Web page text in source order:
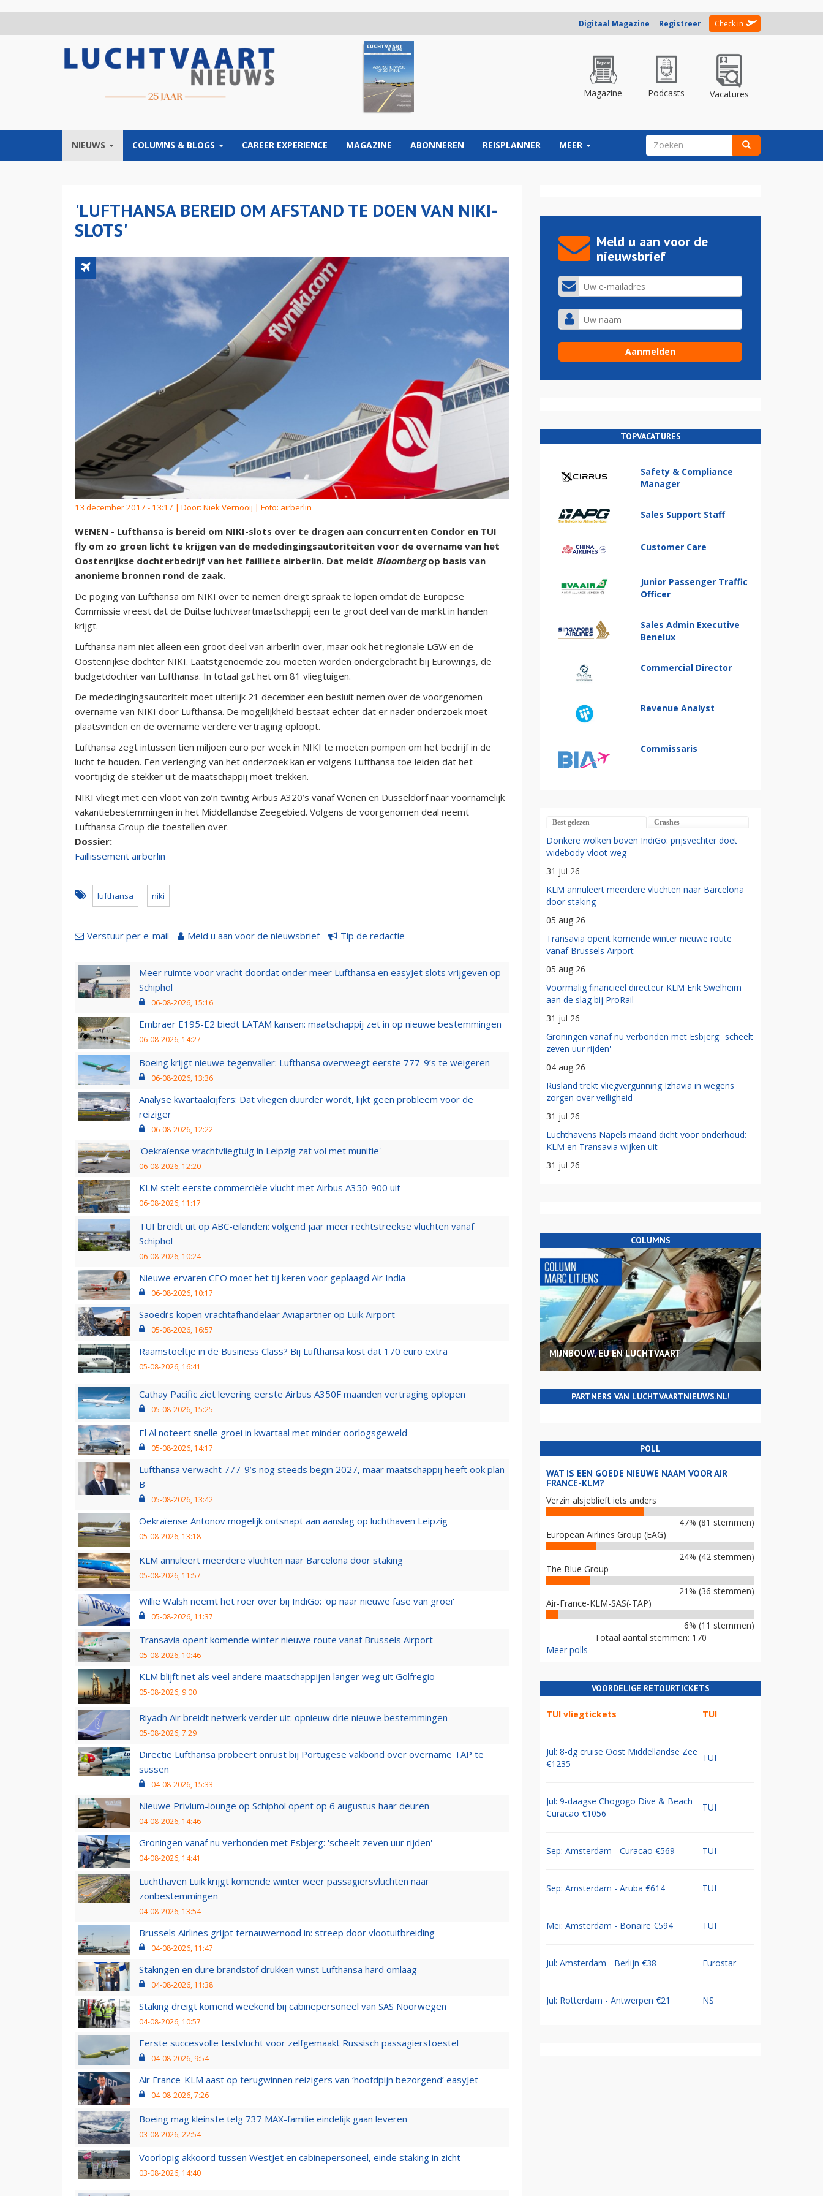
Digitaal Magazine Registreer Check in
Magazine Podcasts Vacatures
NIEUWS COLUMNS & BLOGS CAREER EXPERIENCE MAGAZINE ABONNEREN REISPLANNER MEER ZOEKVELD
'LUFTHANSA BEREID OM AFSTAND TE DOEN VAN NIKI-
SLOTS'
13 december 2017 - 13:17 | Door: Niek Vernooij | Foto: airberlin
WENEN - Lufthansa is bereid om NIKI-slots over te dragen aan concurrenten Condor en TUI
fly om zo groen licht te krijgen van de mededingingsautoriteiten voor de overname van het
Oostenrijkse dochterbedrijf van het failliete airberlin. Dat meldt Bloombergop basis van
anonieme bronnen rond de zaak.
De poging van Lufthansa om NIKI over te nemen dreigt spraak te lopen omdat de Europese
Commissie vreest dat de Duitse luchtvaartmaatschappij een te groot deel van de markt in handen
krijgt.
Lufthansa nam niet alleen een groot deel van airberlin over, maar ook het regionale LGW en de
Oostenrijkse dochter NIKI. Laatstgenoemde zou moeten worden ondergebracht bij Eurowings, de
budgetdochter van Lufthansa. In totaal gat het om 81 vliegtuigen.
De mededingingsautoriteit moet uiterlijk 21 december een besluit nemen over de voorgenomen
overname van NIKI door Lufthansa. De mogelijkheid bestaat echter dat er nader onderzoek moet
plaatsvinden en de overname verdere vertraging oploopt.
Lufthansa zegt intussen tien miljoen euro per week in NIKI te moeten pompen om het bedrijf in de
lucht te houden. Een verlenging van het onderzoek kan er volgens Lufthansa toe leiden dat het
voortijdig de stekker uit de maatschappij moet trekken.
NIKI vliegt met een vloot van zo’n twintig Airbus A320’s vanaf Wenen en Düsseldorf naar voornamelijk
vakantiebestemmingen in het Middellandse Zeegebied. Volgens de voorgenomen deal neemt
Lufthansa Group die toestellen over.
Dossier:
Faillissement airberlin
lufthansa niki
Verstuur per e-mail Meld u aan voor de nieuwsbrief Tip de redactie
Meer ruimte voor vracht doordat onder meer Lufthansa en easyJet slots vrijgeven op
Schiphol
06-08-2026, 15:16
Embraer E195-E2 biedt LATAM kansen: maatschappij zet in op nieuwe bestemmingen
06-08-2026, 14:27
Boeing krijgt nieuwe tegenvaller: Lufthansa overweegt eerste 777-9’s te weigeren
06-08-2026, 13:36
Analyse kwartaalcijfers: Dat vliegen duurder wordt, lijkt geen probleem voor de
reiziger
06-08-2026, 12:22
'Oekraïense vrachtvliegtuig in Leipzig zat vol met munitie'
06-08-2026, 12:20
KLM stelt eerste commerciële vlucht met Airbus A350-900 uit
06-08-2026, 11:17
TUI breidt uit op ABC-eilanden: volgend jaar meer rechtstreekse vluchten vanaf
Schiphol
06-08-2026, 10:24
Nieuwe ervaren CEO moet het tij keren voor geplaagd Air India
06-08-2026, 10:17
Saoedi’s kopen vrachtafhandelaar Aviapartner op Luik Airport
05-08-2026, 16:57
Raamstoeltje in de Business Class? Bij Lufthansa kost dat 170 euro extra
05-08-2026, 16:41
Cathay Pacific ziet levering eerste Airbus A350F maanden vertraging oplopen
05-08-2026, 15:25
El Al noteert snelle groei in kwartaal met minder oorlogsgeweld
05-08-2026, 14:17
Lufthansa verwacht 777-9’s nog steeds begin 2027, maar maatschappij heeft ook plan
B
05-08-2026, 13:42
Oekraïense Antonov mogelijk ontsnapt aan aanslag op luchthaven Leipzig
05-08-2026, 13:18
KLM annuleert meerdere vluchten naar Barcelona door staking
05-08-2026, 11:57
Willie Walsh neemt het roer over bij IndiGo: 'op naar nieuwe fase van groei'
05-08-2026, 11:37
Transavia opent komende winter nieuwe route vanaf Brussels Airport
05-08-2026, 10:46
KLM blijft net als veel andere maatschappijen langer weg uit Golfregio
05-08-2026, 9:00
Riyadh Air breidt netwerk verder uit: opnieuw drie nieuwe bestemmingen
05-08-2026, 7:29
Directie Lufthansa probeert onrust bij Portugese vakbond over overname TAP te
sussen
04-08-2026, 15:33
Nieuwe Privium-lounge op Schiphol opent op 6 augustus haar deuren
04-08-2026, 14:46
Groningen vanaf nu verbonden met Esbjerg: 'scheelt zeven uur rijden'
04-08-2026, 14:41
Luchthaven Luik krijgt komende winter weer passagiersvluchten naar
zonbestemmingen
04-08-2026, 13:54
Brussels Airlines grijpt ternauwernood in: streep door vlootuitbreiding
04-08-2026, 11:47
Stakingen en dure brandstof drukken winst Lufthansa hard omlaag
04-08-2026, 11:38
Staking dreigt komend weekend bij cabinepersoneel van SAS Noorwegen
04-08-2026, 10:57
Eerste succesvolle testvlucht voor zelfgemaakt Russisch passagierstoestel
04-08-2026, 9:54
Air France-KLM aast op terugwinnen reizigers van ‘hoofdpijn bezorgend’ easyJet
04-08-2026, 7:26
Boeing mag kleinste telg 737 MAX-familie eindelijk gaan leveren
03-08-2026, 22:54
Voorlopig akkoord tussen WestJet en cabinepersoneel, einde staking in zicht
03-08-2026, 14:40
Meld u aan voor de
nieuwsbrief
TOPVACATURES
Safety & Compliance
Manager
Sales Support Staff
Customer Care
Junior Passenger Traffic
Officer
Sales Admin Executive
Benelux
Commercial Director
Revenue Analyst
Commissaris
Best gelezen Crashes
Donkere wolken boven IndiGo: prijsvechter doet
widebody-vloot weg
31 jul 26
KLM annuleert meerdere vluchten naar Barcelona
door staking
05 aug 26
Transavia opent komende winter nieuwe route
vanaf Brussels Airport
05 aug 26
Voormalig financieel directeur KLM Erik Swelheim
aan de slag bij ProRail
31 jul 26
Groningen vanaf nu verbonden met Esbjerg: 'scheelt
zeven uur rijden'
04 aug 26
Rusland trekt vliegvergunning Izhavia in wegens
zorgen over veiligheid
31 jul 26
Luchthavens Napels maand dicht voor onderhoud:
KLM en Transavia wijken uit
31 jul 26
COLUMNS
MIJNBOUW, EU EN LUCHTVAART
PARTNERS VAN LUCHTVAARTNIEUWS.NL!
POLL
WAT IS EEN GOEDE NIEUWE NAAM VOOR AIR
FRANCE-KLM?
Verzin alsjeblieft iets anders
47% (81 stemmen)
European Airlines Group (EAG)
24% (42 stemmen)
The Blue Group
21% (36 stemmen)
Air-France-KLM-SAS(-TAP)
6% (11 stemmen)
Totaal aantal stemmen: 170
Meer polls
VOORDELIGE RETOURTICKETS
TUI vliegtickets TUI
Jul: 8-dg cruise Oost Middellandse Zee
€1235
TUI
Jul: 9-daagse Chogogo Dive & Beach
Curacao €1056
TUI
Sep: Amsterdam - Curacao €569 TUI
Sep: Amsterdam - Aruba €614 TUI
Mei: Amsterdam - Bonaire €594 TUI
Jul: Amsterdam - Berlijn €38 Eurostar
Jul: Rotterdam - Antwerpen €21 NS